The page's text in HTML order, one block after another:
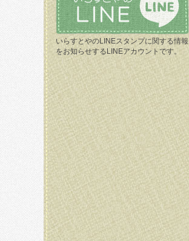
いらすとやのLINEスタンプに関する情報
をお知らせするLINEアカウントです。